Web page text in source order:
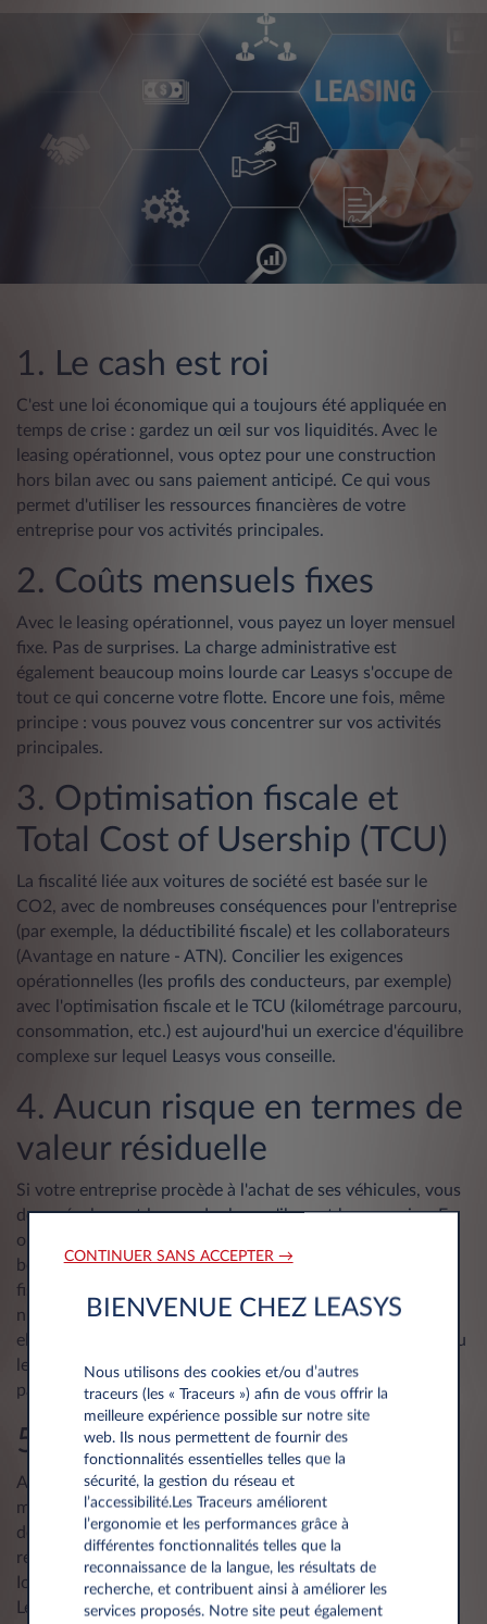
1. Le cash est roi
C'est une loi économique qui a toujours été appliquée en
temps de crise : gardez un œil sur vos liquidités. Avec le
leasing opérationnel, vous optez pour une construction
hors bilan avec ou sans paiement anticipé. Ce qui vous
permet d'utiliser les ressources financières de votre
entreprise pour vos activités principales.
2. Coûts mensuels fixes
Avec le leasing opérationnel, vous payez un loyer mensuel
fixe. Pas de surprises. La charge administrative est
également beaucoup moins lourde car Leasys s'occupe de
tout ce qui concerne votre flotte. Encore une fois, même
principe : vous pouvez vous concentrer sur vos activités
principales.
3. Optimisation fiscale et
Total Cost of Usership (TCU)
La fiscalité liée aux voitures de société est basée sur le
CO2, avec de nombreuses conséquences pour l'entreprise
(par exemple, la déductibilité fiscale) et les collaborateurs
(Avantage en nature - ATN). Concilier les exigences
opérationnelles (les profils des conducteurs, par exemple)
avec l'optimisation fiscale et le TCU (kilométrage parcouru,
consommation, etc.) est aujourd'hui un exercice d'équilibre
complexe sur lequel Leasys vous conseille.
4. Aucun risque en termes de
valeur résiduelle
Si votre entreprise procède à l'achat de ses véhicules, vous
devez également les vendre lorsqu'ils sont hors service. En
obtenir une valeur résiduelle correcte aujourd'hui exige
beaucoup d'expertise en raison de l'évolution de l'éco-
fiscalité sur les marchés de revente. La vente d'une voiture
n'est pas seulement une charge administrative/logistique,
elle comporte également un risque financier. Dans le cas du
leasing opérationnel, ce risque est entièrement supporté
par la société de leasing.
5. Transition électrique
Avec des normes européennes toujours plus strictes en
matière d'émissions de CO2, une diminution progressive
des moteurs à combustion est inévitable. Mais comment
réaliser une transition concrète vers une flotte électrique ?
Ici aussi, le leasing opérationnel est la réponse idéale.
Leasys supporte le risque financier lié à cette nouvelle
CONTINUER SANS ACCEPTER →
BIENVENUE CHEZ LEASYS
Nous utilisons des cookies et/ou d’autres
traceurs (les « Traceurs ») afin de vous offrir la
meilleure expérience possible sur notre site
web. Ils nous permettent de fournir des
fonctionnalités essentielles telles que la
sécurité, la gestion du réseau et
l’accessibilité.Les Traceurs améliorent
l’ergonomie et les performances grâce à
différentes fonctionnalités telles que la
reconnaissance de la langue, les résultats de
recherche, et contribuent ainsi à améliorer les
services proposés. Notre site peut également